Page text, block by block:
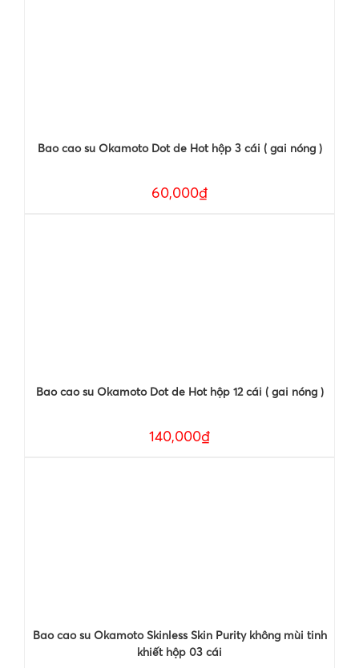
Bao cao su Okamoto Dot de Hot hộp 3 cái ( gai nóng )
60,000₫
Bao cao su Okamoto Dot de Hot hộp 12 cái ( gai nóng )
140,000₫
Bao cao su Okamoto Skinless Skin Purity không mùi tinh
khiết hộp 03 cái